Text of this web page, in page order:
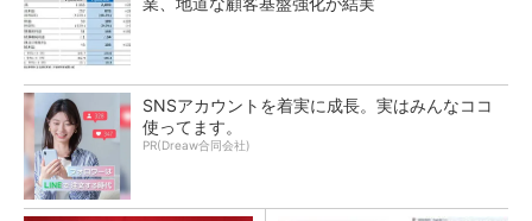
SNSアカウントを着実に成長。実はみんなココ
使ってます。
PR(Dreaw合同会社)